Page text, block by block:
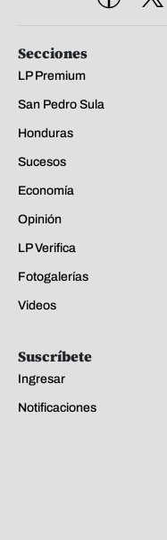
Secciones
LP Premium
San Pedro Sula
Honduras
Sucesos
Economía
Opinión
LP Verifica
Fotogalerías
Videos
Suscríbete
Ingresar
Notificaciones